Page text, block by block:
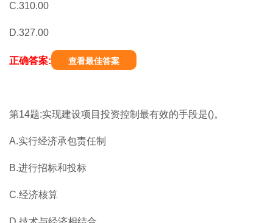
C.310.00
D.327.00
正确答案: 查看最佳答案
第14题:实现建设项目投资控制最有效的手段是()。
A.实行经济承包责任制
B.进行招标和投标
C.经济核算